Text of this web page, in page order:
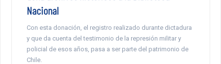
Nacional
Con esta donación, el registro realizado durante dictadura
y que da cuenta del testimonio de la represión militar y
policial de esos años, pasa a ser parte del patrimonio de
Chile.